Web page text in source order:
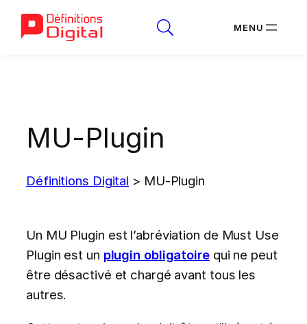
MU-Plugin
Définitions Digital > MU-Plugin
Un MU Plugin est l’abréviation de Must Use
Plugin est un plugin obligatoirequi ne peut
être désactivé et chargé avant tous les
autres.